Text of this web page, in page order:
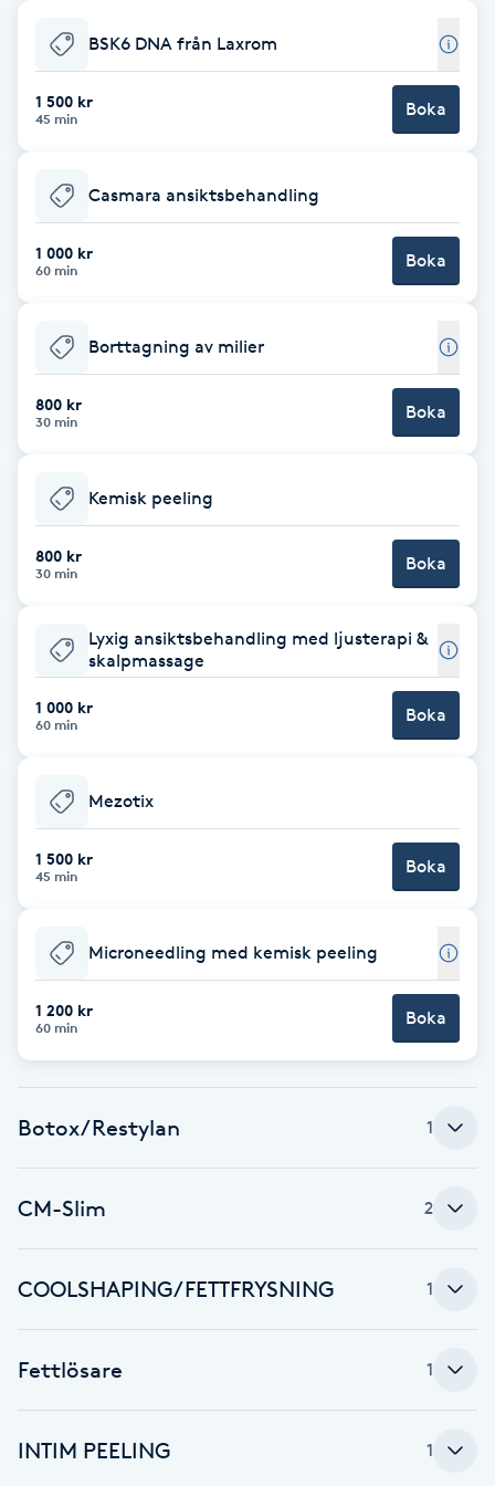
Babylights
Balayage
Barber
BIAB
Blowout
Brynfärgning
Brynplockning
Bröllopsuppsättning
C
Celluliter
Coachning
Damklippning
Diamantslipning
E
Enzympeeling
Extensions
BSK6 DNA från Laxrom
1 500 kr
45 min Boka
Casmara ansiktsbehandling
1 000 kr
60 min Boka
Borttagning av milier
800 kr
30 min Boka
Kemisk peeling
800 kr
30 min Boka
Lyxig ansiktsbehandling med ljusterapi &
skalpmassage
1 000 kr
60 min Boka
Mezotix
1 500 kr
45 min Boka
Microneedling med kemisk peeling
1 200 kr
60 min Boka
Botox/Restylan 1
CM-Slim 2
COOLSHAPING/FETTFRYSNING 1
Fettlösare 1
INTIM PEELING 1